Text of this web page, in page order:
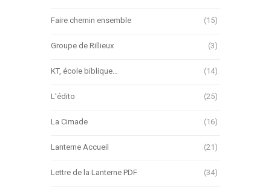
Faire chemin ensemble (15)
Groupe de Rillieux (3)
KT, école biblique… (14)
L'édito (25)
La Cimade (16)
Lanterne Accueil (21)
Lettre de la Lanterne PDF (34)